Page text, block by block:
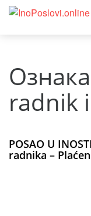
radnik
POSAO U
radnika –